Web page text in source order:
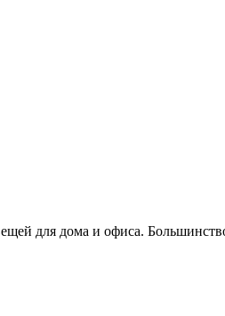
для дома и офиса.